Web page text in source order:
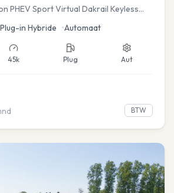
PHEV Sport Virtual Dakrail Keyless
Plug-in Hybride •Automaat
45k Plug Aut
BTW